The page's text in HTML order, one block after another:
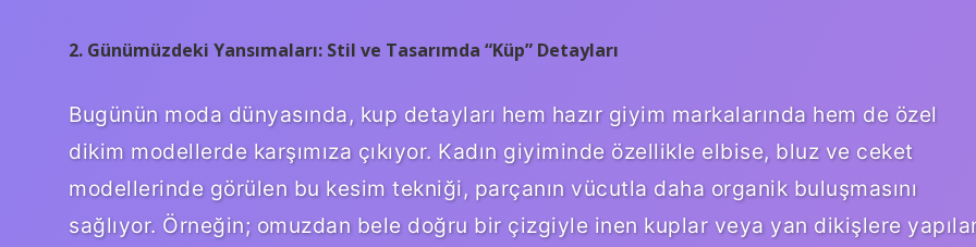
2. Günümüzdeki Yansımaları: Stil ve Tasarımda “Küp” Detayları
Bugünün moda dünyasında, kup detayları hem hazır giyim markalarında hem de özel
dikim modellerde karşımıza çıkıyor. Kadın giyiminde özellikle elbise, bluz ve ceket
modellerinde görülen bu kesim tekniği, parçanın vücutla daha organik buluşmasını
sağlıyor. Örneğin; omuzdan bele doğru bir çizgiyle inen kuplar veya yan dikişlere